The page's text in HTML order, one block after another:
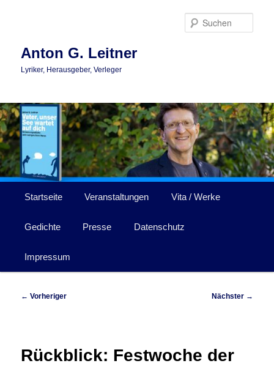
Anton G. Leitner
Lyriker, Herausgeber, Verleger
Startseite Veranstaltungen Vita / Werke
Gedichte Presse Datenschutz
Impressum
Beitragsnavigation
← Vorheriger Nächster →
Rückblick: Festwoche der